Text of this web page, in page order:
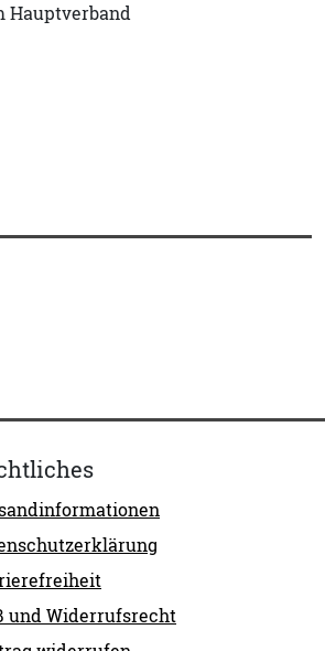
Hauptverband
und Widerrufsrecht